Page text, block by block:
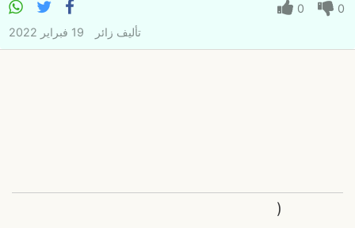
0
0
تأليف زائر 19 فبراير 2022
(